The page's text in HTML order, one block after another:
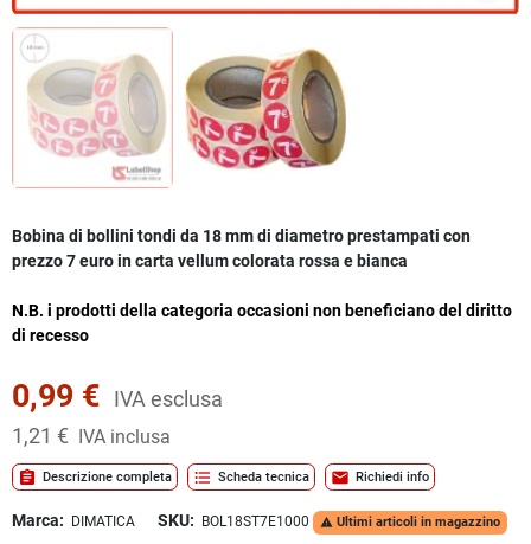
Bobina di bollini tondi da 18 mm di diametro prestampati con
prezzo 7 euro in carta vellum colorata rossa e bianca
N.B. i prodotti della categoria occasioni non beneficiano del diritto
di recesso
0,99 €
IVA esclusa
1,21 €
IVA inclusa
assignment Descrizione completa format_list_bulleted Scheda tecnica mail Richiedi info
Marca: DIMATICA SKU: BOL18ST7E1000  Ultimi articoli in magazzino